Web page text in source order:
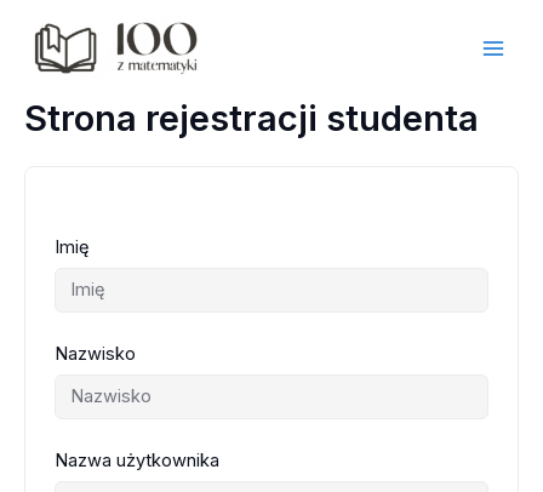
treści
Strona rejestracji studenta
Imię
Nazwisko
Nazwa użytkownika